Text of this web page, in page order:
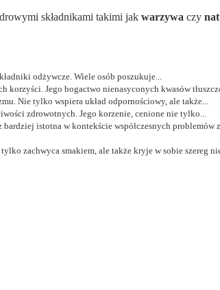
składnikami takimi jak warzywa czy
odżywcze. Wiele osób poszukuje...
Jego bogactwo nienasyconych kwasów
Nie tylko wspiera układ odpornościowy, ale także...
zdrowotnych. Jego korzenie, cenione nie tylko...
istotna w kontekście współczesnych problemów
zachwyca smakiem, ale także kryje w sobie szereg